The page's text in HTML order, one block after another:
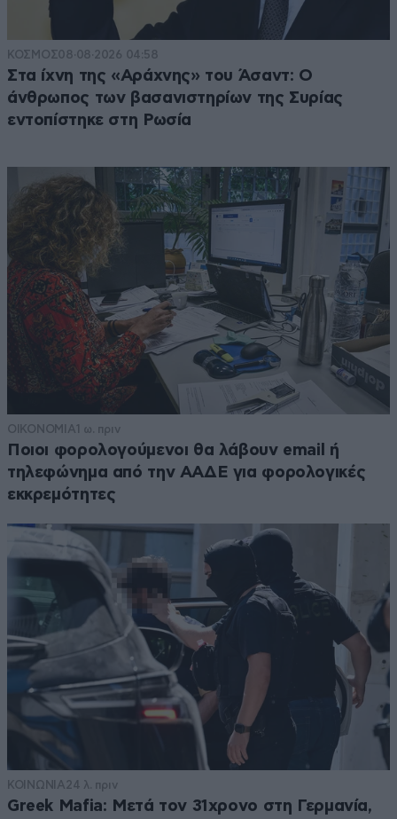
ΚΟΣΜΟΣ08·08·2026 04:58
Στα ίχνη της «Αράχνης» του Άσαντ: Ο
άνθρωπος των βασανιστηρίων της Συρίας
εντοπίστηκε στη Ρωσία
ΟΙΚΟΝΟΜΙΑ1 ω. πριν
Ποιοι φορολογούμενοι θα λάβουν email ή
τηλεφώνημα από την ΑΑΔΕ για φορολογικές
εκκρεμότητες
ΚΟΙΝΩΝΙΑ24 λ. πριν
Greek Mafia: Μετά τον 31χρονο στη Γερμανία,